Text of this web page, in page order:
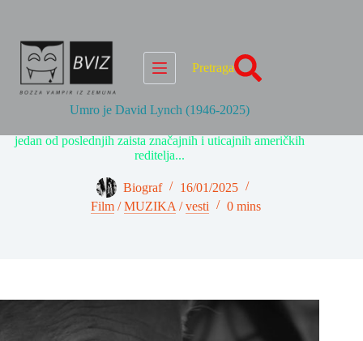
Pretraga
Umro je David Lynch (1946-2025)
jedan od poslednjih zaista značajnih i uticajnih američkih
reditelja...
Biograf
16/01/2025
Film /MUZIKA /vesti 0 mins